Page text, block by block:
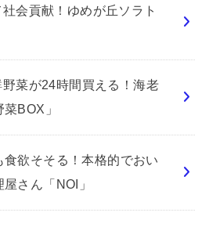
会貢献！ゆめが丘ソラト
菜が24時間買える！海老
BOX」
食欲そそる！本格的でおい
さん「NOI」